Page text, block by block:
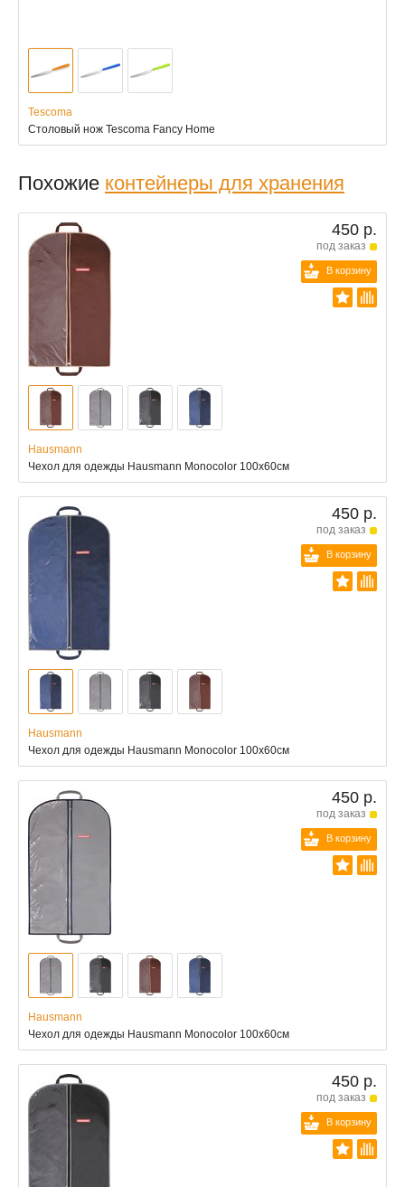
Tescoma
Столовый нож Tescoma Fancy Home
Похожие контейнеры для хранения
450 р.
под заказ
В корзину
Hausmann
Чехол для одежды Hausmann Monocolor 100x60см
450 р.
под заказ
В корзину
Hausmann
Чехол для одежды Hausmann Monocolor 100x60см
450 р.
под заказ
В корзину
Hausmann
Чехол для одежды Hausmann Monocolor 100x60см
450 р.
под заказ
В корзину